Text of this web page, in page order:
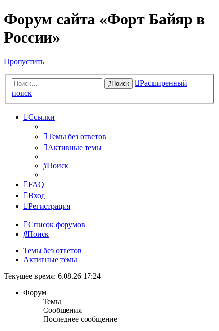
Форум сайта «Форт Байяр в
России»
Пропустить
Поиск
Расширенный
поиск
Ссылки
Темы без ответов
Активные темы
Поиск
FAQ
Вход
Регистрация
Список форумов
Поиск
Темы без ответов
Активные темы
Текущее время: 6.08.26 17:24
Форум
Темы
Сообщения
Последнее сообщение